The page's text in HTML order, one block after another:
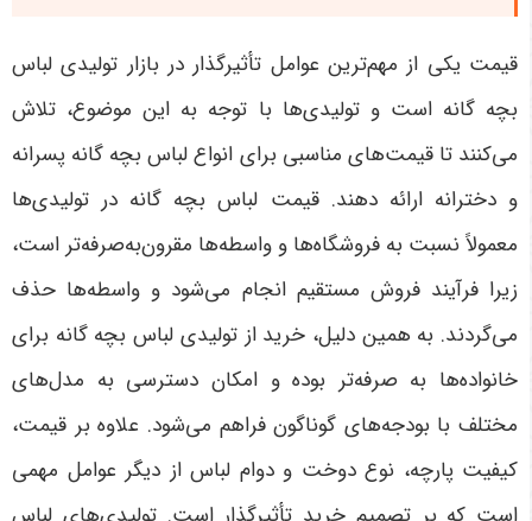
قیمت یکی از مهم‌ترین عوامل تأثیرگذار در بازار تولیدی لباس
بچه گانه است و تولیدی‌ها با توجه به این موضوع، تلاش
می‌کنند تا قیمت‌های مناسبی برای انواع لباس بچه گانه پسرانه
و دخترانه ارائه دهند. قیمت لباس بچه گانه در تولیدی‌ها
معمولاً نسبت به فروشگاه‌ها و واسطه‌ها مقرون‌به‌صرفه‌تر است،
زیرا فرآیند فروش مستقیم انجام می‌شود و واسطه‌ها حذف
می‌گردند. به همین دلیل، خرید از تولیدی لباس بچه گانه برای
خانواده‌ها به صرفه‌تر بوده و امکان دسترسی به مدل‌های
مختلف با بودجه‌های گوناگون فراهم می‌شود. علاوه بر قیمت،
کیفیت پارچه، نوع دوخت و دوام لباس از دیگر عوامل مهمی